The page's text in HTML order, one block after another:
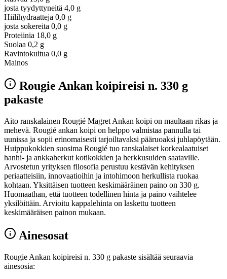
josta tyydyttyneitä 4,0 g
Hiilihydraatteja 0,0 g
josta sokereita 0,0 g
Proteiinia 18,0 g
Suolaa 0,2 g
Ravintokuitua 0,0 g
Mainos
Rougie Ankan koipireisi n. 330 g
pakaste
Aito ranskalainen Rougié Magret Ankan koipi on maultaan rikas ja
mehevä. Rougié ankan koipi on helppo valmistaa pannulla tai
uunissa ja sopii erinomaisesti tarjoiltavaksi pääruoaksi juhlapöytään.
Huippukokkien suosima Rougié tuo ranskalaiset korkealaatuiset
hanhi- ja ankkaherkut kotikokkien ja herkkusuiden saataville.
Arvostetun yrityksen filosofia perustuu kestävän kehityksen
periaatteisiin, innovaatioihin ja intohimoon herkullista ruokaa
kohtaan. Yksittäisen tuotteen keskimääräinen paino on 330 g.
Huomaathan, että tuotteen todellinen hinta ja paino vaihtelee
yksilöittäin. Arvioitu kappalehinta on laskettu tuotteen
keskimääräisen painon mukaan.
Ainesosat
Rougie Ankan koipireisi n. 330 g pakaste sisältää seuraavia
ainesosia: